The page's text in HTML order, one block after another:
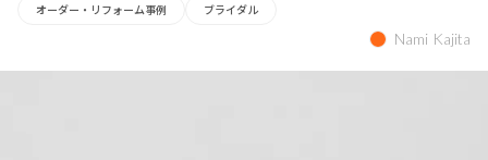
オーダー・リフォーム事例 ブライダル
Nami Kajita